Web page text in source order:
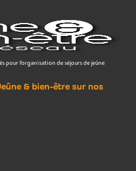
pour l’organisation de séjours de jeûne
& bien-être sur nos